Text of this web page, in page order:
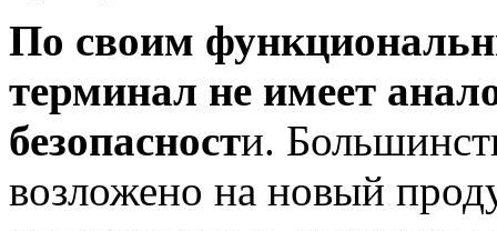
По своим
терминал не имеет
безопасности.
возложено на новый